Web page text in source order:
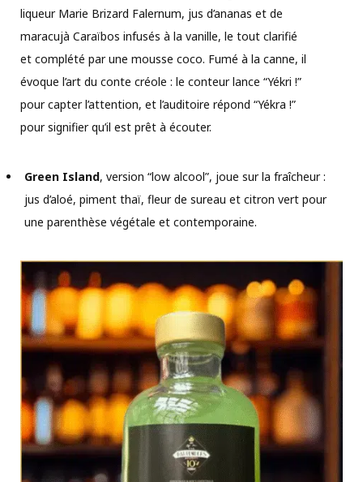
liqueur Marie Brizard Falernum, jus d’ananas et de
maracujà Caraïbos infusés à la vanille, le tout clarifié
et complété par une mousse coco. Fumé à la canne, il
évoque l’art du conte créole : le conteur lance “Yékri !”
pour capter l’attention, et l’auditoire répond “Yékra !”
pour signifier qu’il est prêt à écouter.
Green Island, version “low alcool”, joue sur la fraîcheur :
jus d’aloé, piment thaï, fleur de sureau et citron vert pour
une parenthèse végétale et contemporaine.